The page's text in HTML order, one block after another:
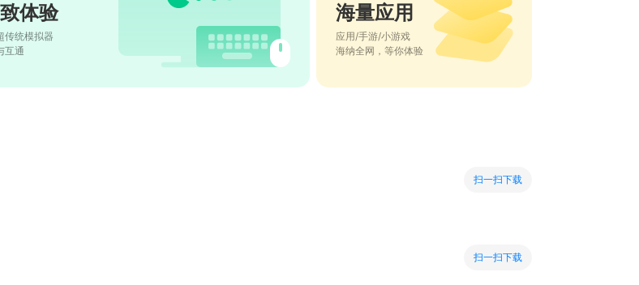
体验
传统模拟器
互通
海量应用
应用/手游/小游戏
海纳全网，等你体验
扫一扫下载
扫一扫下载